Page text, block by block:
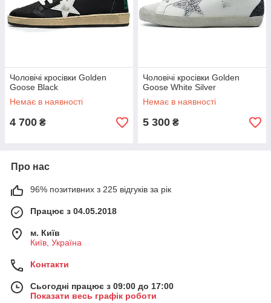
Чоловічі кросівки Golden
Goose Black
Немає в наявності
4 700 ₴
Чоловічі кросівки Golden
Goose White Silver
Немає в наявності
5 300 ₴
Про нас
96% позитивних з 225 відгуків за рік
Працює з 04.05.2018
м. Київ
Київ, Україна
Контакти
Сьогодні працює з 09:00 до 17:00
Показати весь графік роботи